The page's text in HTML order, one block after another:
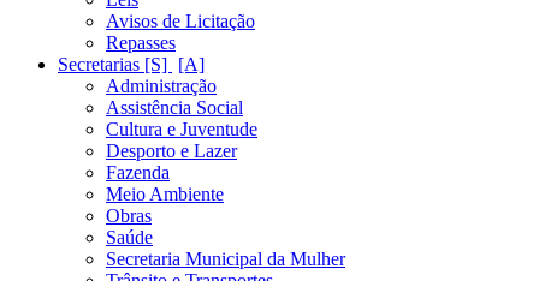
Avisos de Licitação
Repasses
Secretarias [S]
Administração
Assistência Social
Cultura e Juventude
Desporto e Lazer
Fazenda
Meio Ambiente
Obras
Saúde
Secretaria Municipal da Mulher